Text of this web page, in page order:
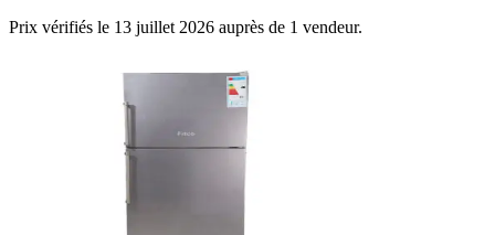
Prix vérifiés le 13 juillet 2026 auprès de 1 vendeur.